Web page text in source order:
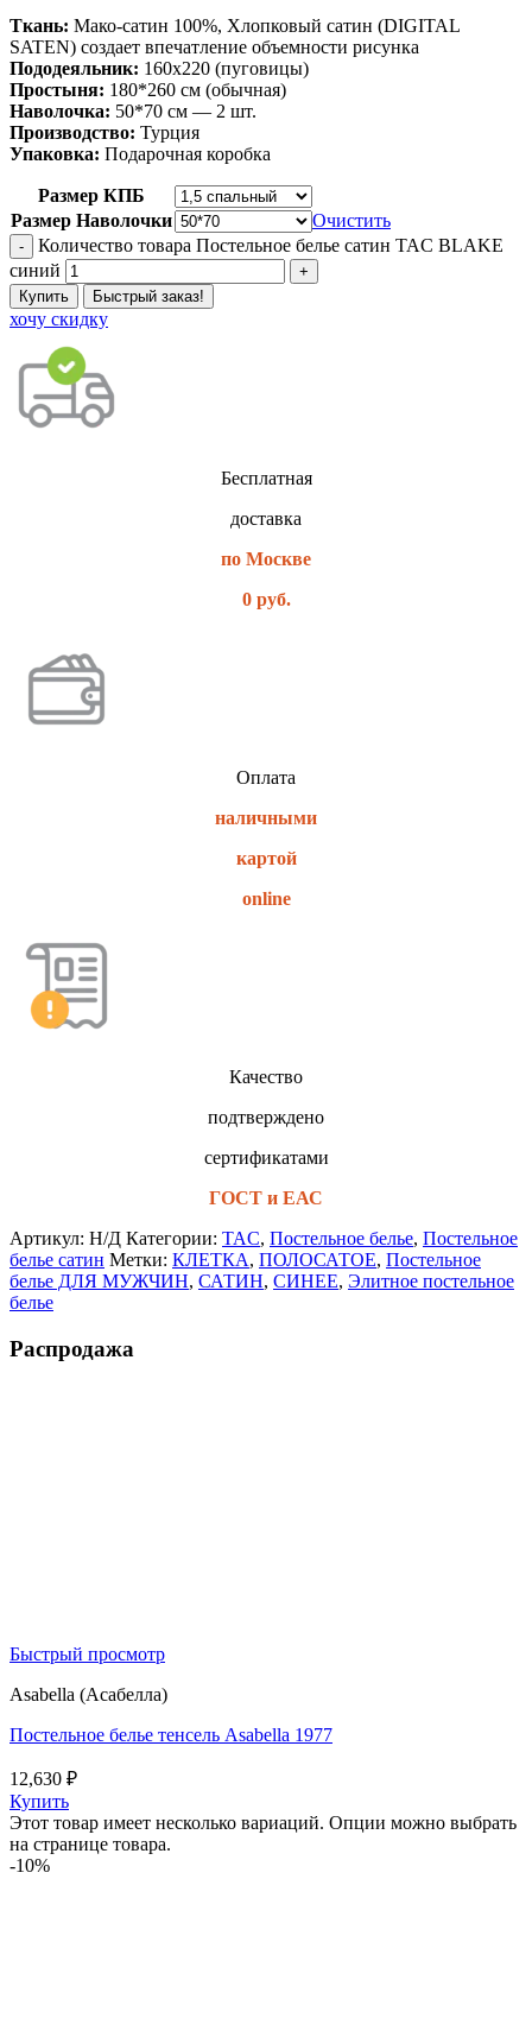
Ткань: Мако-сатин 100%, Хлопковый сатин (DIGITAL
SATEN) создает впечатление объемности рисунка
Пододеяльник: 160х220 (пуговицы)
Простыня: 180*260 см (обычная)
Наволочка: 50*70 см — 2 шт.
Производство: Турция
Упаковка: Подарочная коробка
Размер КПБ
Размер Наволочки
Очистить
Количество товара Постельное белье сатин TAC BLAKE
синий
Купить Быстрый заказ!
хочу скидку
Бесплатная
доставка
по Москве
0 руб.
Оплата
наличными
картой
online
Качество
подтверждено
сертификатами
ГОСТ и ЕАС
Артикул: Н/Д Категории: TAC, Постельное белье, Постельное
белье сатин Метки: КЛЕТКА, ПОЛОСАТОЕ, Постельное
белье ДЛЯ МУЖЧИН, САТИН, СИНЕЕ, Элитное постельное
белье
Распродажа
Быстрый просмотр
Asabella (Асабелла)
Постельное белье тенсель Asabella 1977
12,630 ₽
Купить
Этот товар имеет несколько вариаций. Опции можно выбрать
на странице товара.
-10%